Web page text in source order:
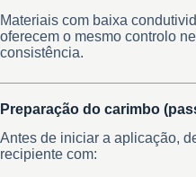
Materiais com baixa
oferecem o mesmo controlo
consistência.
Preparação do carimbo
Antes de iniciar a aplicação,
recipiente com: